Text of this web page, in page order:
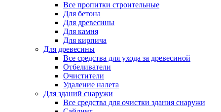
Все пропитки строительные
Для бетона
Для древесины
Для камня
Для кирпича
Для древесины
Все средства для ухода за древесиной
Отбеливатели
Очистители
Удаление налета
Для зданий снаружи
Все средства для очистки здания снаружи